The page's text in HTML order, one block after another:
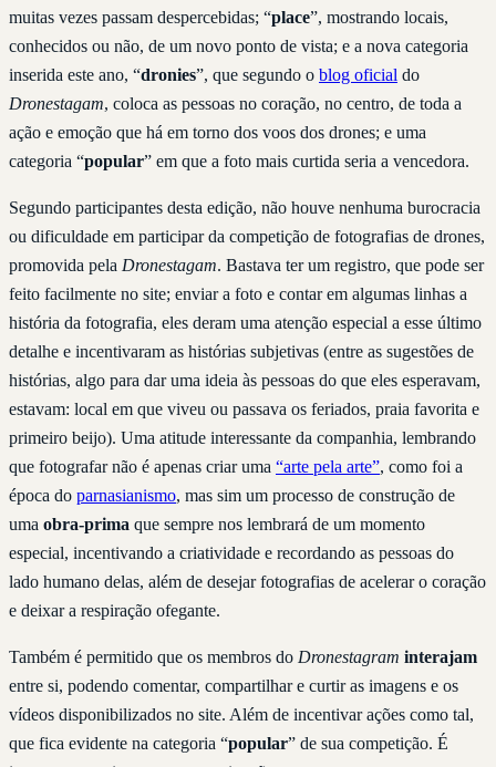
muitas vezes passam despercebidas; “place”, mostrando locais,
conhecidos ou não, de um novo ponto de vista; e a nova categoria
inserida este ano, “dronies”, que segundo o blog oficial do
Dronestagam, coloca as pessoas no coração, no centro, de toda a
ação e emoção que há em torno dos voos dos drones; e uma
categoria “popular” em que a foto mais curtida seria a vencedora.
Segundo participantes desta edição, não houve nenhuma burocracia
ou dificuldade em participar da competição de fotografias de drones,
promovida pela Dronestagam. Bastava ter um registro, que pode ser
feito facilmente no site; enviar a foto e contar em algumas linhas a
história da fotografia, eles deram uma atenção especial a esse último
detalhe e incentivaram as histórias subjetivas (entre as sugestões de
histórias, algo para dar uma ideia às pessoas do que eles esperavam,
estavam: local em que viveu ou passava os feriados, praia favorita e
primeiro beijo). Uma atitude interessante da companhia, lembrando
que fotografar não é apenas criar uma “arte pela arte”, como foi a
época do parnasianismo, mas sim um processo de construção de
uma obra-prima que sempre nos lembrará de um momento
especial, incentivando a criatividade e recordando as pessoas do
lado humano delas, além de desejar fotografias de acelerar o coração
e deixar a respiração ofegante.
Também é permitido que os membros do Dronestagram interajam
entre si, podendo comentar, compartilhar e curtir as imagens e os
vídeos disponibilizados no site. Além de incentivar ações como tal,
que fica evidente na categoria “popular” de sua competição. É